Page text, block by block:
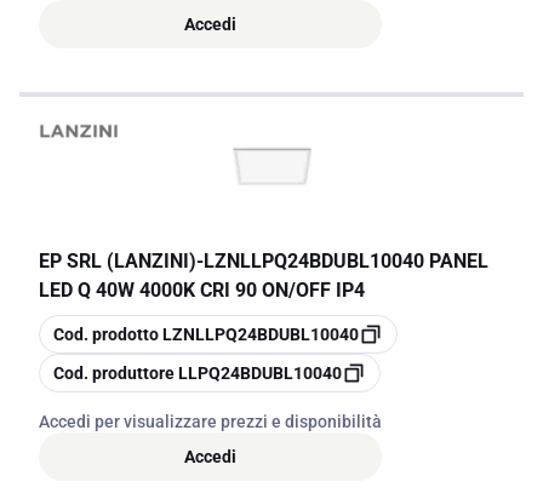
Accedi
EP SRL (LANZINI)-LZNLLPQ24BDUBL10040 PANEL
LED Q 40W 4000K CRI 90 ON/OFF IP4
copia
Cod. prodottoLZNLLPQ24BDUBL10040
copia
Cod. produttoreLLPQ24BDUBL10040
Accedi per visualizzare prezzi e disponibilità
Accedi